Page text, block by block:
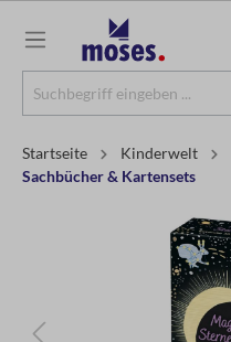
Startseite Kinderwelt
Sachbücher & Kartensets